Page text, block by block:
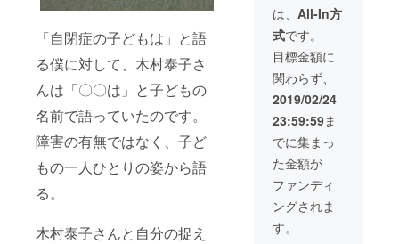
「自閉症の子どもは」と語
る僕に対して、木村泰子さ
んは「〇〇は」と子どもの
名前で語っていたのです。
障害の有無ではなく、子ど
もの一人ひとりの姿から語
る。
木村泰子さんと自分の捉え
す。
ショッ
プの実
践を終
えた後
に送れ
思って
います
リター
ンをま
お得な
ること
もでき
ます！
意外と
体力あ
りま
す！1日
自分の
ことを
好きに
使って
下さ
い！！
は、 All-In方
式です。
目標金額に
関わらず、
2019/02/24
23:59:59ま
でに集まっ
た金額が
ファンディ
ングされま
す。